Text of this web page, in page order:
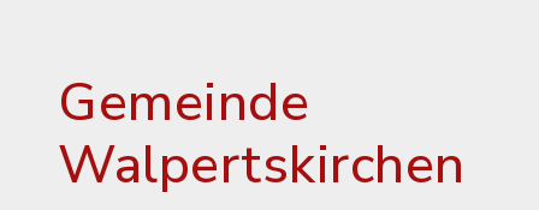
Gemeinde
Walpertskirchen